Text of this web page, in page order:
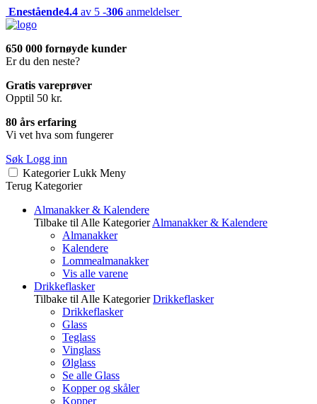
Enestående4.4 av 5 -306 anmeldelser
650 000 fornøyde kunder
Er du den neste?
Gratis vareprøver
Opptil 50 kr.
80 års erfaring
Vi vet hva som fungerer
Søk Logg inn
Kategorier Lukk Meny
Terug Kategorier
Almanakker & Kalendere
Tilbake til Alle Kategorier Almanakker & Kalendere
Almanakker
Kalendere
Lommealmanakker
Vis alle varene
Drikkeflasker
Tilbake til Alle Kategorier Drikkeflasker
Drikkeflasker
Glass
Teglass
Vinglass
Ølglass
Se alle Glass
Kopper og skåler
Kopper